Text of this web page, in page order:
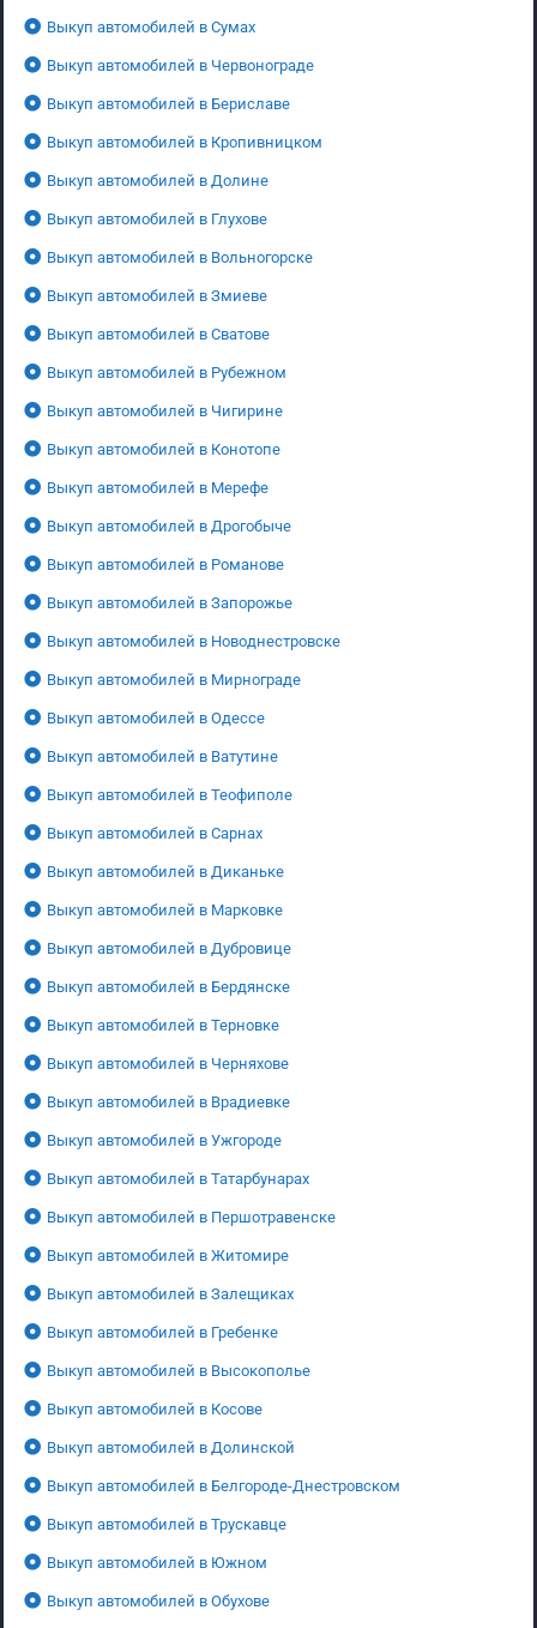
Выкуп автомобилей в Сумах
Выкуп автомобилей в Червонограде
Выкуп автомобилей в Бериславе
Выкуп автомобилей в Кропивницком
Выкуп автомобилей в Долине
Выкуп автомобилей в Глухове
Выкуп автомобилей в Вольногорске
Выкуп автомобилей в Змиеве
Выкуп автомобилей в Сватове
Выкуп автомобилей в Рубежном
Выкуп автомобилей в Чигирине
Выкуп автомобилей в Конотопе
Выкуп автомобилей в Мерефе
Выкуп автомобилей в Дрогобыче
Выкуп автомобилей в Романове
Выкуп автомобилей в Запорожье
Выкуп автомобилей в Новоднестровске
Выкуп автомобилей в Мирнограде
Выкуп автомобилей в Одессе
Выкуп автомобилей в Ватутине
Выкуп автомобилей в Теофиполе
Выкуп автомобилей в Сарнах
Выкуп автомобилей в Диканьке
Выкуп автомобилей в Марковке
Выкуп автомобилей в Дубровице
Выкуп автомобилей в Бердянске
Выкуп автомобилей в Терновке
Выкуп автомобилей в Черняхове
Выкуп автомобилей в Врадиевке
Выкуп автомобилей в Ужгороде
Выкуп автомобилей в Татарбунарах
Выкуп автомобилей в Першотравенске
Выкуп автомобилей в Житомире
Выкуп автомобилей в Залещиках
Выкуп автомобилей в Гребенке
Выкуп автомобилей в Высокополье
Выкуп автомобилей в Косове
Выкуп автомобилей в Долинской
Выкуп автомобилей в Белгороде-Днестровском
Выкуп автомобилей в Трускавце
Выкуп автомобилей в Южном
Выкуп автомобилей в Обухове